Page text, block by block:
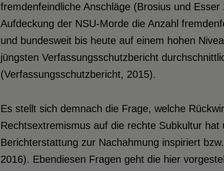
fremdenfeindliche Anschläge (Brosius und
Aufdeckung der NSU-Morde die Anzahl
und bundesweit bis heute auf einem hohen
jüngsten Verfassungsschutzbericht
(Verfassungsschutzbericht, 2015).
Es stellt sich demnach die Frage, welche
Rechtsextremismus auf die rechte Subkultur
Berichterstattung zur Nachahmung inspiriert
2016). Ebendiesen Fragen geht die hier